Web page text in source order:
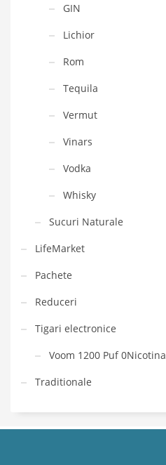
GIN
Lichior
Rom
Tequila
Vermut
Vinars
Vodka
Whisky
Sucuri Naturale
LifeMarket
Pachete
Reduceri
Tigari electronice
Voom 1200 Puf 0Nicotina
Traditionale